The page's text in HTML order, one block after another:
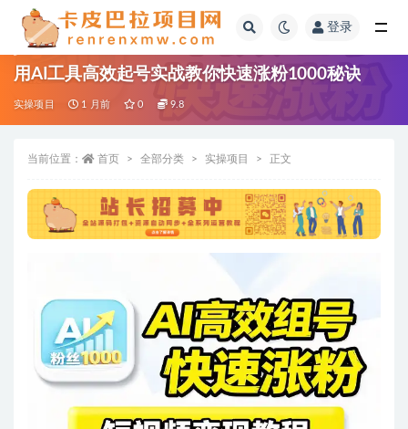
登录
用AI工具高效起号实战教你快速涨粉1000秘诀
实操项目 1 月前 0 9.8
当前位置： 首页 全部分类 实操项目 正文
全部